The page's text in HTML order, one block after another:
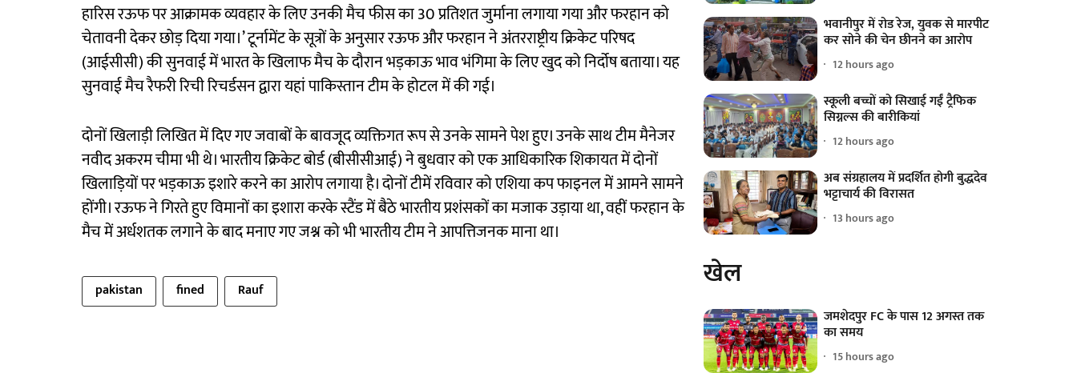
हारिस रऊफ पर आक्रामक व्यवहार के लिए उनकी मैच फीस का 30 प्रतिशत जुर्माना लगाया गया और फरहान को
चेतावनी देकर छोड़ दिया गया।’ टूर्नामेंट के सूत्रों के अनुसार रऊफ और फरहान ने अंतरराष्ट्रीय क्रिकेट परिषद
(आईसीसी) की सुनवाई में भारत के खिलाफ मैच के दौरान भड़काऊ भाव भंगिमा के लिए खुद को निर्दोष बताया। यह
सुनवाई मैच रैफरी रिची रिचर्डसन द्वारा यहां पाकिस्तान टीम के होटल में की गई।
दोनों खिलाड़ी लिखित में दिए गए जवाबों के बावजूद व्यक्तिगत रूप से उनके सामने पेश हुए। उनके साथ टीम मैनेजर
नवीद अकरम चीमा भी थे। भारतीय क्रिकेट बोर्ड (बीसीसीआई) ने बुधवार को एक आधिकारिक शिकायत में दोनों
खिलाड़ियों पर भड़काऊ इशारे करने का आरोप लगाया है। दोनों टीमें रविवार को एशिया कप फाइनल में आमने सामने
होंगी। रऊफ ने गिरते हुए विमानों का इशारा करके स्टैंड में बैठे भारतीय प्रशंसकों का मजाक उड़ाया था, वहीं फरहान के
मैच में अर्धशतक लगाने के बाद मनाए गए जश्न को भी भारतीय टीम ने आपत्तिजनक माना था।
pakistan fined Rauf
भवानीपुर में रोड रेज, युवक से मारपीट
कर सोने की चेन छीनने का आरोप
12 hours ago
स्कूली बच्चों को सिखाई गईं ट्रैफिक
सिग्नल्स की बारीकियां
12 hours ago
अब संग्रहालय में प्रदर्शित होगी बुद्धदेव
भट्टाचार्य की विरासत
13 hours ago
खेल
जमशेदपुर FC के पास 12 अगस्त तक
का समय
15 hours ago